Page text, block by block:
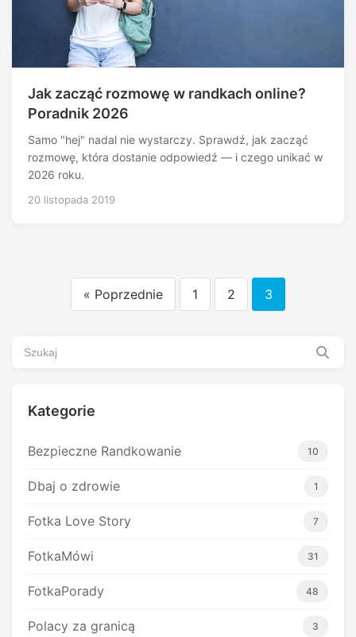
Jak zacząć rozmowę w randkach online?
Poradnik 2026
Samo "hej" nadal nie wystarczy. Sprawdź, jak zacząć
rozmowę, która dostanie odpowiedź — i czego unikać w
2026 roku.
20 listopada 2019
Stronicowanie
« Poprzednie 1 2 3
Kategorie
Bezpieczne Randkowanie 10
Dbaj o zdrowie 1
Fotka Love Story 7
FotkaMówi 31
FotkaPorady 48
Polacy za granicą 3